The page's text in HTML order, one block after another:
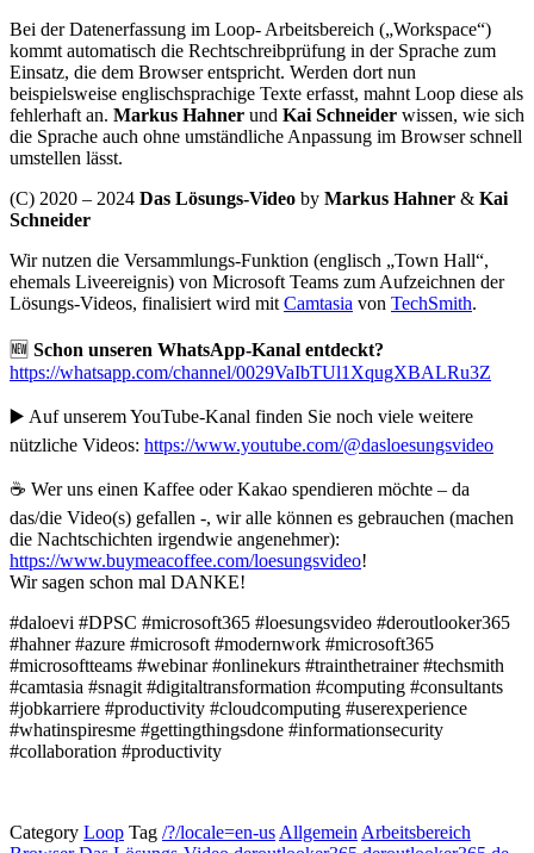
Bei der Datenerfassung im Loop- Arbeitsbereich („Workspace“)
kommt automatisch die Rechtschreibprüfung in der Sprache zum
Einsatz, die dem Browser entspricht. Werden dort nun
beispielsweise englischsprachige Texte erfasst, mahnt Loop diese als
fehlerhaft an. Markus Hahner und Kai Schneider wissen, wie sich
die Sprache auch ohne umständliche Anpassung im Browser schnell
umstellen lässt.
(C) 2020 – 2024 Das Lösungs-Video by Markus Hahner & Kai
Schneider
Wir nutzen die Versammlungs-Funktion (englisch „Town Hall“,
ehemals Liveereignis) von Microsoft Teams zum Aufzeichnen der
Lösungs-Videos, finalisiert wird mit Camtasia von TechSmith.
🆕 Schon unseren WhatsApp-Kanal entdeckt?
https://whatsapp.com/channel/0029VaIbTUl1XqugXBALRu3Z
▶️ Auf unserem YouTube-Kanal finden Sie noch viele weitere
nützliche Videos: https://www.youtube.com/@dasloesungsvideo
☕ Wer uns einen Kaffee oder Kakao spendieren möchte – da
das/die Video(s) gefallen -, wir alle können es gebrauchen (machen
die Nachtschichten irgendwie angenehmer):
https://www.buymeacoffee.com/loesungsvideo!
Wir sagen schon mal DANKE!
#daloevi #DPSC #microsoft365 #loesungsvideo #deroutlooker365
#hahner #azure #microsoft #modernwork #microsoft365
#microsoftteams #webinar #onlinekurs #trainthetrainer #techsmith
#camtasia #snagit #digitaltransformation #computing #consultants
#jobkarriere #productivity #cloudcomputing #userexperience
#whatinspiresme #gettingthingsdone #informationsecurity
#collaboration #productivity
Category Loop Tag /?/locale=en-us Allgemein Arbeitsbereich